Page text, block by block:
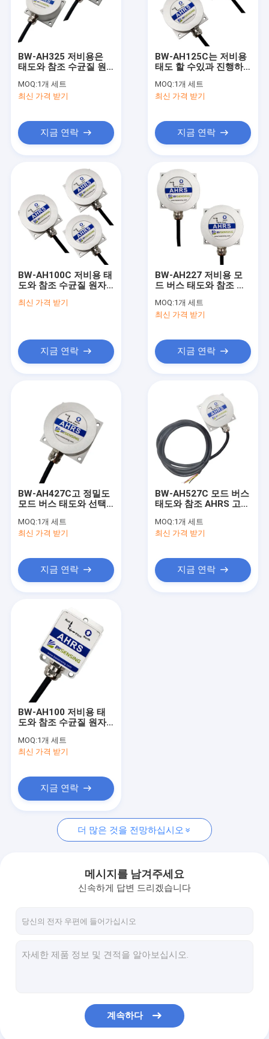
우리에 대하여
공장 여행
디지털 경사계 센서
아날로그 경사계 센서
동적 경사계
무선 경사계
전자 컴퍼스 센서
태도와 진행 방향 기준 시스템
IMU 관성 측정 장치
가속도계 진동 센서
경사 스위치 센서
섬유 광학 쟈이로스코프
자이로스코프 센서는 자릅니다
가속도계 칩
다른 것
BW-AH325 저비용은
태도와 참조 수균질 원
로 나를 수 있습니다
MOQ:1개 세트
최신 가격 받기
지금 연락
BW-AH125C는 저비용
태도 할 수있과 진행하
RS232/RS485/TTL에
참조 사항을 답니다
MOQ:1개 세트
최신 가격 받기
지금 연락
BW-AH100C 저비용 태
도와 참조 수균질 원자
을 이끄는 것
최신 가격 받기
지금 연락
BW-AH227 저비용 모
드 버스 태도와 참조 수
것
MOQ:1개 세트
최신 가격 받기
지금 연락
BW-AH427C고 정밀도
모드 버스 태도와 선택
로 RS232/RS485/TTL
을 이끄는 것
MOQ:1개 세트
최신 가격 받기
지금 연락
BW-AH527C 모드 버스
태도와 참조 AHRS 고정
MOQ:1개 세트
최신 가격 받기
지금 연락
BW-AH100 저비용 태
도와 참조 수균질 원자
을 이끄는 것
MOQ:1개 세트
최신 가격 받기
지금 연락
더 많은 것을 전망하십시오
메시지를 남겨주세요
신속하게 답변 드리겠습니다
계속하다